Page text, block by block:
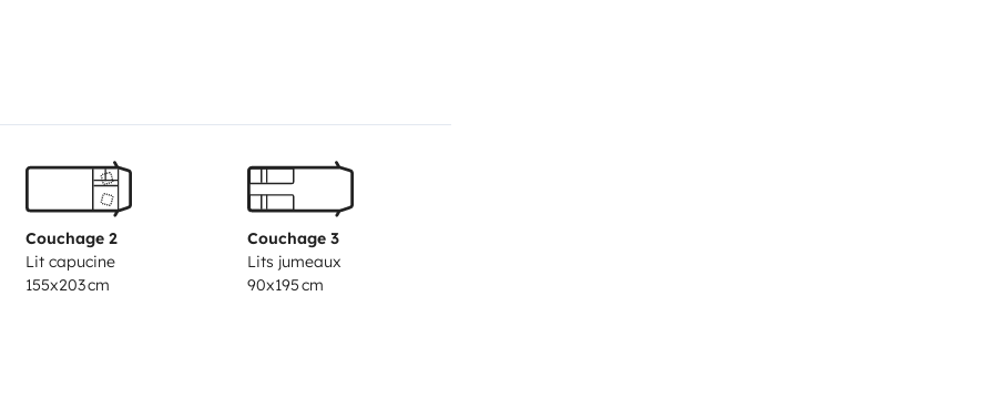
Couchage 2
Lit capucine
155x203 cm
Couchage 3
Lits jumeaux
90x195 cm